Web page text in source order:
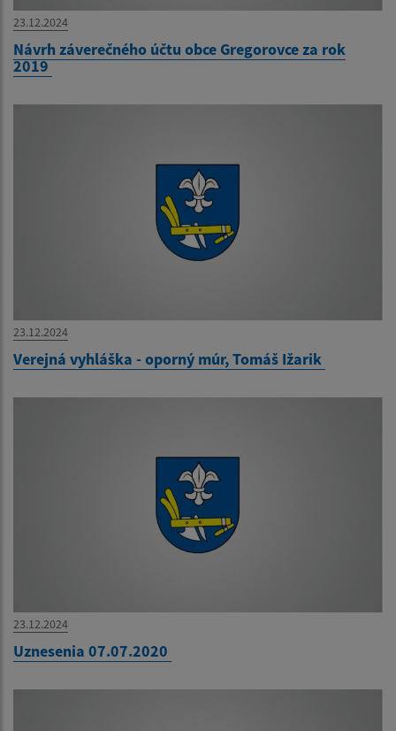
23.12.2024
Návrh záverečného účtu obce Gregorovce za rok
2019
23.12.2024
Verejná vyhláška - oporný múr, Tomáš Ižarik
23.12.2024
Uznesenia 07.07.2020